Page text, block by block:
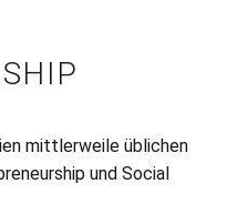
mittlerweile üblichen
und Social